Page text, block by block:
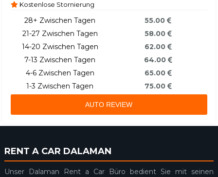
Kostenlose Stornierung
28+ Zwischen Tagen
21-27 Zwischen Tagen
14-20 Zwischen Tagen
7-13 Zwischen Tagen
4-6 Zwischen Tagen
1-3 Zwischen Tagen
55.00
58.00
62.00
64.00
65.00
75.00
AUTO REVIEW
RENT A CAR DALAMAN
Unser Dalaman Rent a Car Büro bedient Sie mit seinen